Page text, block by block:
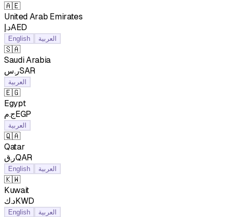
🇦🇪
United Arab Emirates
د.إAED
English العربية
🇸🇦
Saudi Arabia
ر.سSAR
العربية
🇪🇬
Egypt
ج.مEGP
العربية
🇶🇦
Qatar
ر.قQAR
English العربية
🇰🇼
Kuwait
د.كKWD
English العربية